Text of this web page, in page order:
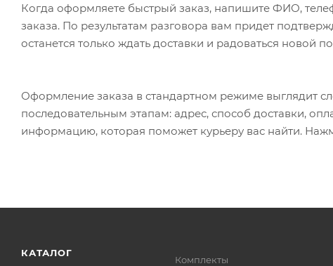
Когда оформляете быстрый заказ, напишите ФИО,
заказа. По результатам разговора вам придет
останется только ждать доставки и радоваться новой
Оформление заказа в стандартном режиме выглядит
последовательным этапам: адрес, способ доставки,
информацию, которая поможет курьеру вас найти.
КАТАЛОГ
Комплекты